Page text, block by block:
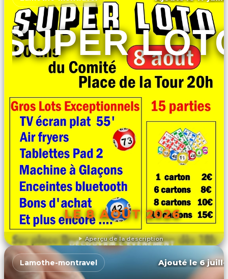
Aperçu de la description
SUPER
LE 8 AOÛT 2026
DÉCOUVRIR L'ÉVÉNEMENT
Lamothe-montravel Ajouté le 6